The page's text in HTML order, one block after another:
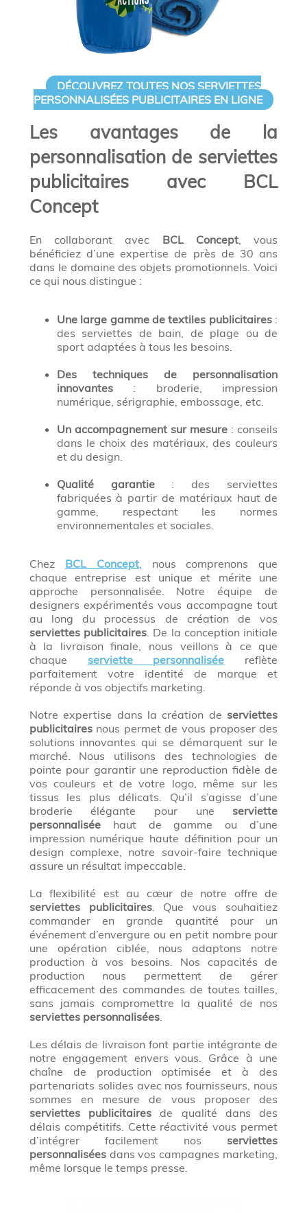
DÉCOUVREZ TOUTES NOS SERVIETTES
PERSONNALISÉES PUBLICITAIRES EN LIGNE
Les avantages de la
personnalisation de serviettes
publicitaires avec BCL
Concept
En collaborant avec BCL Concept, vous
bénéficiez d’une expertise de près de 30 ans
dans le domaine des objets promotionnels. Voici
ce qui nous distingue :
Une large gamme de textiles publicitaires:
des serviettes de bain, de plage ou de
sport adaptées à tous les besoins.
Des techniques de personnalisation
innovantes: broderie, impression
numérique, sérigraphie, embossage, etc.
Un accompagnement sur mesure : conseils
dans le choix des matériaux, des couleurs
et du design.
Qualité garantie: des serviettes
fabriquées à partir de matériaux haut de
gamme, respectant les normes
environnementales et sociales.
Chez BCL Concept, nous comprenons que
chaque entreprise est unique et mérite une
approche personnalisée. Notre équipe de
designers expérimentés vous accompagne tout
au long du processus de création de vos
serviettes publicitaires. De la conception initiale
à la livraison finale, nous veillons à ce que
chaque serviette personnalisée reflète
parfaitement votre identité de marque et
réponde à vos objectifs marketing.
Notre expertise dans la création de serviettes
publicitairesnous permet de vous proposer des
solutions innovantes qui se démarquent sur le
marché. Nous utilisons des technologies de
pointe pour garantir une reproduction fidèle de
vos couleurs et de votre logo, même sur les
tissus les plus délicats. Qu’il s’agisse d’une
broderie élégante pour une serviette
personnaliséehaut de gamme ou d’une
impression numérique haute définition pour un
design complexe, notre savoir-faire technique
assure un résultat impeccable.
La flexibilité est au cœur de notre offre de
serviettes publicitaires. Que vous souhaitiez
commander en grande quantité pour un
événement d’envergure ou en petit nombre pour
une opération ciblée, nous adaptons notre
production à vos besoins. Nos capacités de
production nous permettent de gérer
efficacement des commandes de toutes tailles,
sans jamais compromettre la qualité de nos
serviettes personnalisées.
Les délais de livraison font partie intégrante de
notre engagement envers vous. Grâce à une
chaîne de production optimisée et à des
partenariats solides avec nos fournisseurs, nous
sommes en mesure de vous proposer des
serviettes publicitairesde qualité dans des
délais compétitifs. Cette réactivité vous permet
d’intégrer facilement nos serviettes
personnaliséesdans vos campagnes marketing,
même lorsque le temps presse.